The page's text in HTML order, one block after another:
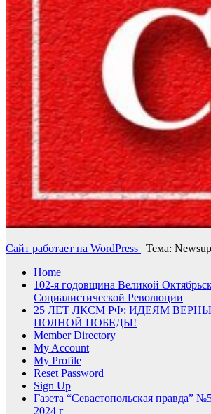
Сайт работает на WordPress | Тема:
Home
102-я годовщина Великой
Социалистической Революции
25 ЛЕТ ЛКСМ РФ: ИДЕЯМ
ПОЛНОЙ ПОБЕДЫ!
Member Directory
My Account
My Profile
Reset Password
Sign Up
Газета “Севастопольская правда”
2024 г